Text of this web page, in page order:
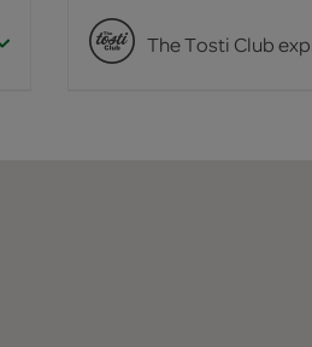
The Tosti Club